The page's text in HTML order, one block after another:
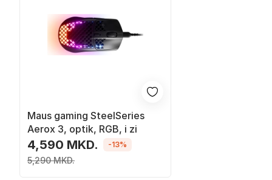
Maus gaming SteelSeries
Aerox 3, optik, RGB, i zi
4,590 MKD.
5,290 MKD.
-13%